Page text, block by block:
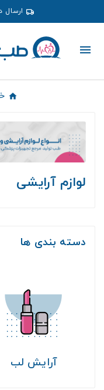
ارسال
لوازم آرایشی
دسته بندی ها
آرایش لب